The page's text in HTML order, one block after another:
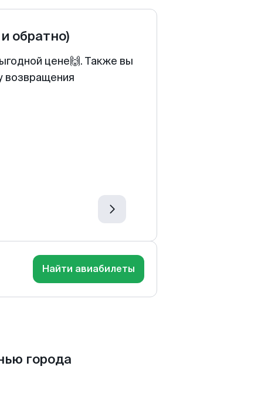
обратно)
цене🙌. Также вы
возвращения
Найти авиабилеты
города